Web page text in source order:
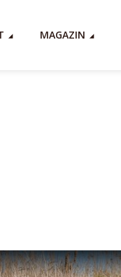
MAGAZIN